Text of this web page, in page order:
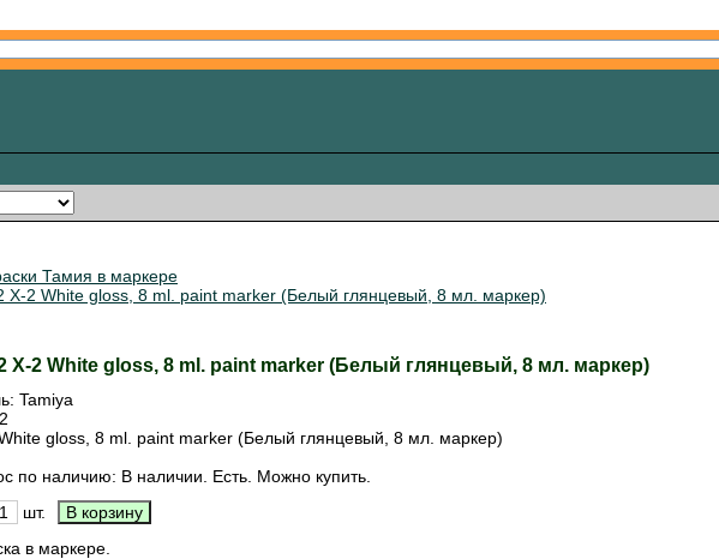
Тамия в маркере
X-2 White gloss, 8 ml. paint marker (Белый глянцевый, 8 мл. маркер)
X-2 White gloss, 8 ml. paint marker (Белый глянцевый, 8 мл. маркер)
Tamiya
gloss, 8 ml. paint marker (Белый глянцевый, 8 мл. маркер)
по наличию: В наличии. Есть. Можно купить.
шт.
в маркере.